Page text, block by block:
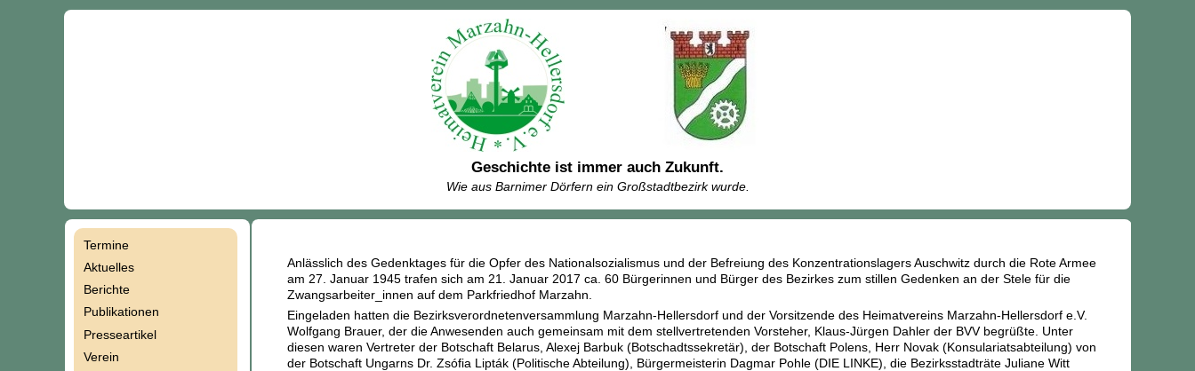
Geschichte ist immer auch Zukunft.
Wie aus Barnimer Dörfern ein Großstadtbezirk wurde.
Anlässlich des Gedenktages für die Opfer des Nationalsozialismus und der Befreiung des Konzentrationslagers Auschwitz durch die Rote Armee
am 27. Januar 1945 trafen sich am 21. Januar 2017 ca. 60 Bürgerinnen und Bürger des Bezirkes zum stillen Gedenken an der Stele für die
Zwangsarbeiter_innen auf dem Parkfriedhof Marzahn.
Eingeladen hatten die Bezirksverordnetenversammlung Marzahn-Hellersdorf und der Vorsitzende des Heimatvereins Marzahn-Hellersdorf e.V.
Wolfgang Brauer, der die Anwesenden auch gemeinsam mit dem stellvertretenden Vorsteher, Klaus-Jürgen Dahler der BVV begrüßte. Unter
diesen waren Vertreter der Botschaft Belarus, Alexej Barbuk (Botschadtssekretär), der Botschaft Polens, Herr Novak (Konsulariatsabteilung) von
der Botschaft Ungarns Dr. Zsófia Lipták (Politische Abteilung), Bürgermeisterin Dagmar Pohle (DIE LINKE), die Bezirksstadträte Juliane Witt
Termine
Aktuelles
Berichte
Publikationen
Presseartikel
Verein